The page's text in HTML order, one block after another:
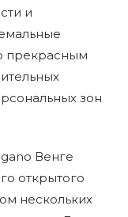
и
прекрасным
зон
Венге
открытого
нескольких